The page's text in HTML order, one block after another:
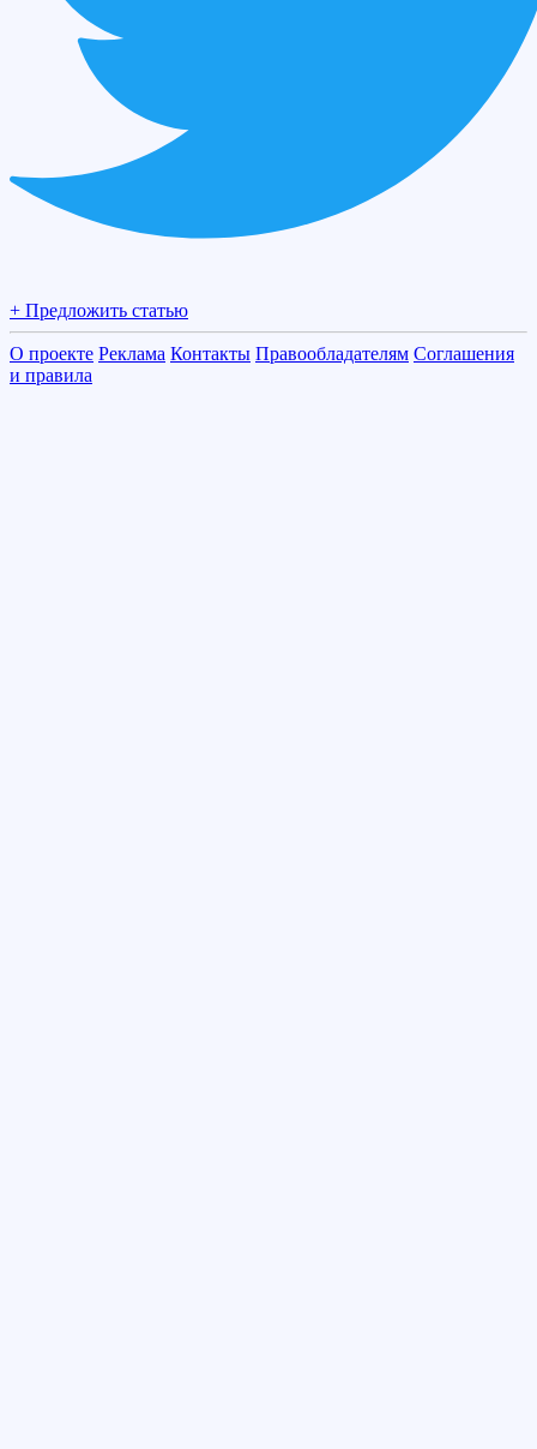
+ Предложить статью
О проекте Реклама Контакты Правообладателям Соглашения
и правила